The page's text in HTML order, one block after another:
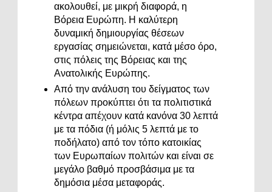
ακολουθεί, με μικρή διαφορά, η
Βόρεια Ευρώπη. Η καλύτερη
δυναμική δημιουργίας θέσεων
εργασίας σημειώνεται, κατά μέσο όρο,
στις πόλεις της Βόρειας και της
Ανατολικής Ευρώπης.
Από την ανάλυση του δείγματος των
πόλεων προκύπτει ότι τα πολιτιστικά
κέντρα απέχουν κατά κανόνα 30 λεπτά
με τα πόδια (ή μόλις 5 λεπτά με το
ποδήλατο) από τον τόπο κατοικίας
των Ευρωπαίων πολιτών και είναι σε
μεγάλο βαθμό προσβάσιμα με τα
δημόσια μέσα μεταφοράς.